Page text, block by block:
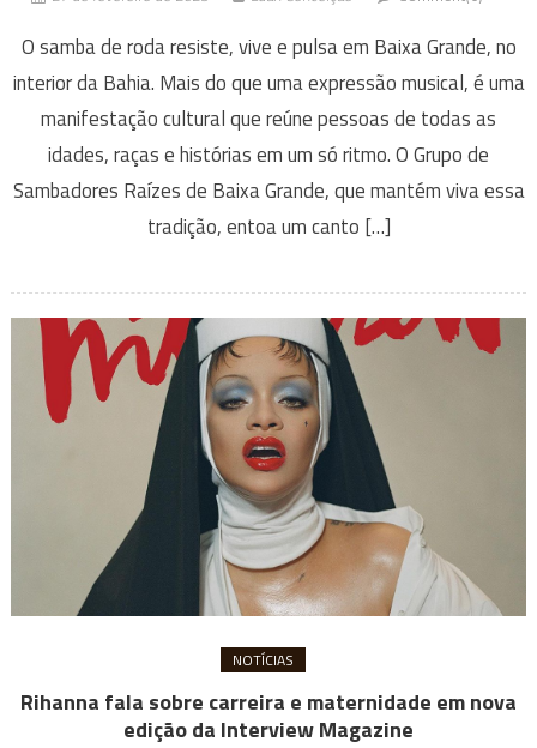
O samba de roda resiste, vive e pulsa em Baixa Grande, no
interior da Bahia. Mais do que uma expressão musical, é uma
manifestação cultural que reúne pessoas de todas as
idades, raças e histórias em um só ritmo. O Grupo de
Sambadores Raízes de Baixa Grande, que mantém viva essa
tradição, entoa um canto […]
NOTÍCIAS
Rihanna fala sobre carreira e maternidade em nova
edição da Interview Magazine